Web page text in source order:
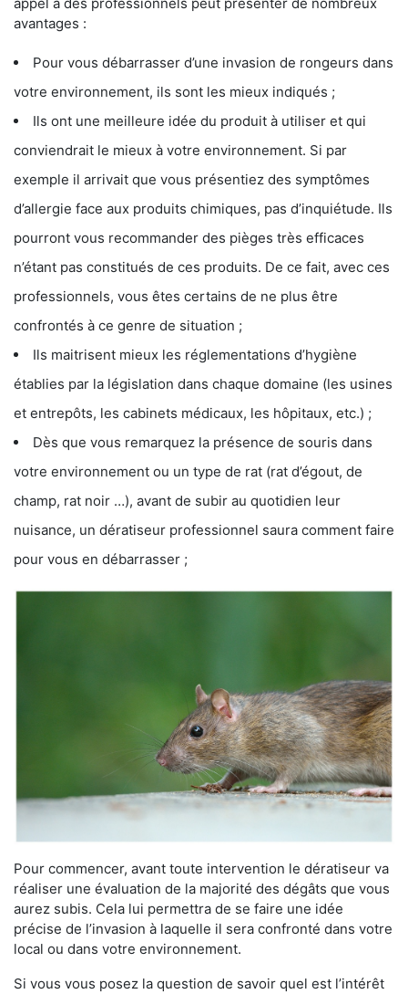
avantages :
Pour vous débarrasser d’une invasion de rongeurs dans
votre environnement, ils sont les mieux indiqués ;
Ils ont une meilleure idée du produit à utiliser et qui
conviendrait le mieux à votre environnement. Si par
exemple il arrivait que vous présentiez des symptômes
d’allergie face aux produits chimiques, pas d’inquiétude. Ils
pourront vous recommander des pièges très efficaces
n’étant pas constitués de ces produits. De ce fait, avec ces
professionnels, vous êtes certains de ne plus être
confrontés à ce genre de situation ;
Ils maitrisent mieux les réglementations d’hygiène
établies par la législation dans chaque domaine (les usines
et entrepôts, les cabinets médicaux, les hôpitaux, etc.) ;
Dès que vous remarquez la présence de souris dans
votre environnement ou un type de rat (rat d’égout, de
champ, rat noir …), avant de subir au quotidien leur
nuisance, un dératiseur professionnel saura comment faire
pour vous en débarrasser ;
Pour commencer, avant toute intervention le dératiseur va
réaliser une évaluation de la majorité des dégâts que vous
aurez subis. Cela lui permettra de se faire une idée
précise de l’invasion à laquelle il sera confronté dans votre
local ou dans votre environnement.
Si vous vous posez la question de savoir quel est l’intérêt